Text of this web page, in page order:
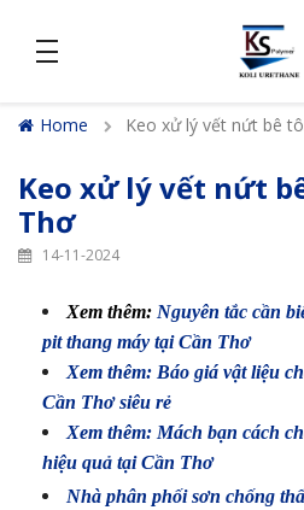
density_medium
Home Keo xử lý vết nứt bê
Keo xử lý vết nứt
Thơ
14-11-2024
Xem thêm: Nguyên tắc cần
pit thang máy tại Cần Thơ
Xem thêm: Báo giá vật liệu
Cần Thơ siêu rẻ
Xem thêm: Mách bạn cách
hiệu quả tại Cần Thơ
Nhà phân phối sơn chống